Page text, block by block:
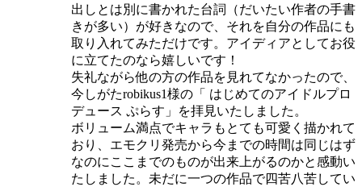
出しとは別に書かれた台詞（だいたい作者の手書
きが多い）が好きなので、それを自分の作品にも
取り入れてみただけです。アイディアとしてお役
に立てたのなら嬉しいです！
失礼ながら他の方の作品を見れてなかったので、
今しがたrobikus1様の「 はじめてのアイドルプロ
デュース ぷらす」を拝見いたしました。
ボリューム満点でキャラもとても可愛く描かれて
おり、エモクリ発売から今までの時間は同じはず
なのにここまでのものが出来上がるのかと感動い
たしました。未だに一つの作品で四苦八苦してい